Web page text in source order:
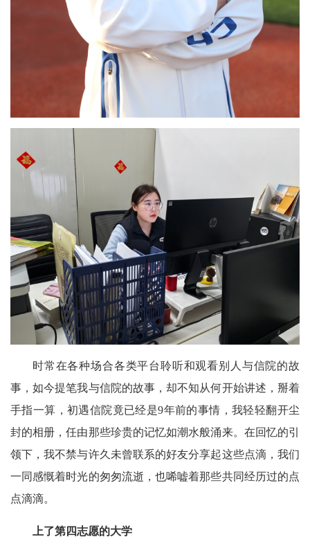
时常在各种场合各类平台聆听和观看别人与信院的故
事，如今提笔我与信院的故事，却不知从何开始讲述，掰着
手指一算，初遇信院竟已经是9年前的事情，我轻轻翻开尘
封的相册，任由那些珍贵的记忆如潮水般涌来。在回忆的引
领下，我不禁与许久未曾联系的好友分享起这些点滴，我们
一同感慨着时光的匆匆流逝，也唏嘘着那些共同经历过的点
点滴滴。
上了第四志愿的大学